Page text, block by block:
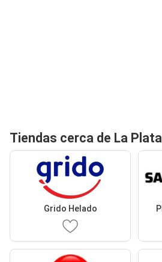
Tiendas cerca de La Plata
Grido Helado